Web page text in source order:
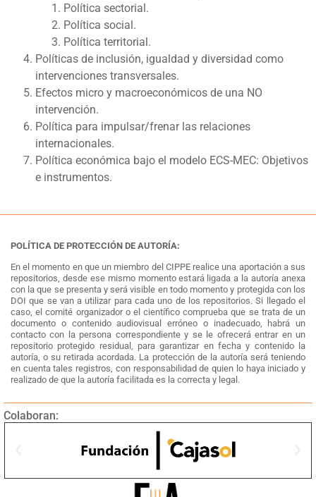
Política sectorial.
Política social.
Política territorial.
Políticas de inclusión, igualdad y diversidad como
intervenciones transversales.
Efectos micro y macroeconómicos de una NO
intervención.
Política para impulsar/frenar las relaciones
internacionales.
Política económica bajo el modelo ECS-MEC: Objetivos
e instrumentos.
POLÍTICA DE PROTECCIÓN DE AUTORÍA:
En el momento en que un miembro del CIPPE realice una aportación a sus
repositorios, desde ese mismo momento estará ligada a la autoría anexa
con la que se presenta y será visible en todo momento y protegida con los
DOI que se van a utilizar para cada uno de los repositorios. Si llegado el
caso, el comité organizador o el científico comprueba que se trata de un
documento o contenido audiovisual erróneo o inadecuado, habrá un
contacto con la persona correspondiente y se le ofrecerá entrar en un
repositorio protegido residual, para garantizar en fecha y contenido la
autoría, o su retirada acordada. La protección de la autoría será teniendo
en cuenta tales registros, con responsabilidad de quien lo haya iniciado y
realizado de que la autoría facilitada es la correcta y legal.
Colaboran: